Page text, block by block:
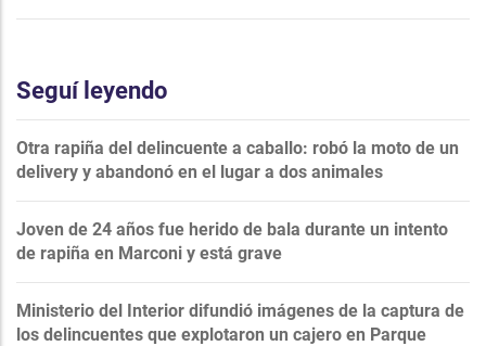
Seguí leyendo
Otra rapiña del delincuente a caballo: robó la moto de un
delivery y abandonó en el lugar a dos animales
Joven de 24 años fue herido de bala durante un intento
de rapiña en Marconi y está grave
Ministerio del Interior difundió imágenes de la captura de
los delincuentes que explotaron un cajero en Parque